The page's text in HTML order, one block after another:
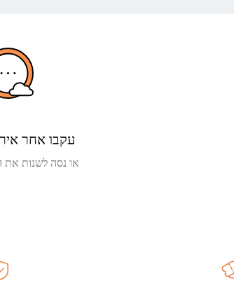
עקבו אחר
או נסה לשנות את